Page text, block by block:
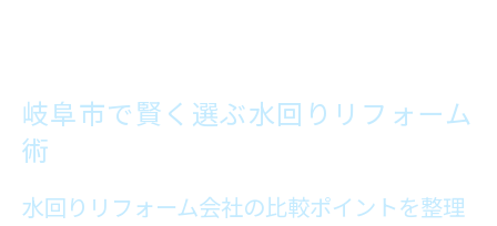
岐阜市で賢く選ぶ水回りリフォーム
術
水回りリフォーム会社の比較ポイントを整理